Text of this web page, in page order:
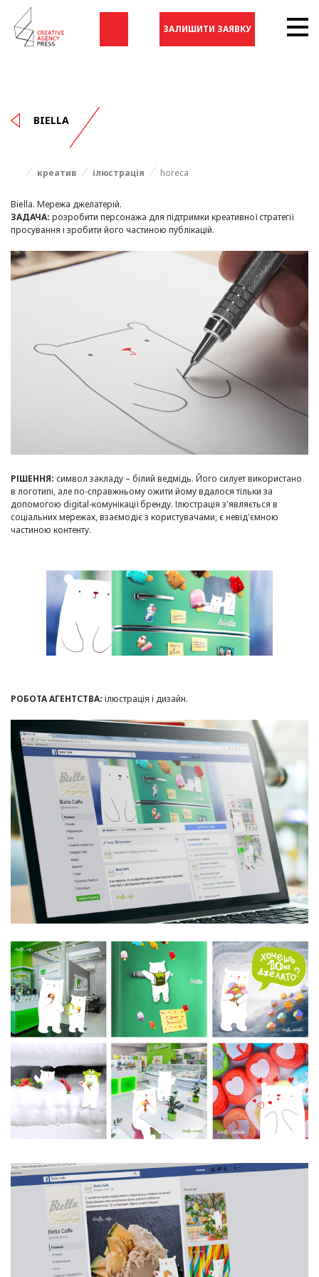
ЗАЛИШИТИ ЗАЯВКУ
BIELLA
креатив ілюстрація horeca
Biella. Мережа джелатерій.
ЗАДАЧА: розробити персонажа для підтримки креативної стратегії
просування і зробити його частиною публікацій.
РІШЕННЯ: символ закладу – білий ведмідь. Його силует використано
в логотипі, але по-справжньому ожити йому вдалося тільки за
допомогою digital-комунікації бренду. Ілюстрація з'являється в
соціальних мережах, взаємодіє з користувачами, є невід'ємною
частиною контенту.
РОБОТА АГЕНТСТВА: ілюстрація і дизайн.